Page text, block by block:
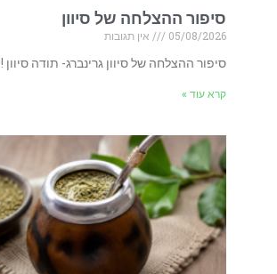
סיפור ההצלחה של סיוון
05/08/2026
אין תגובות
סיפור ההצלחה של סיוון גרינברג- תודה סיוון !
קרא עוד »